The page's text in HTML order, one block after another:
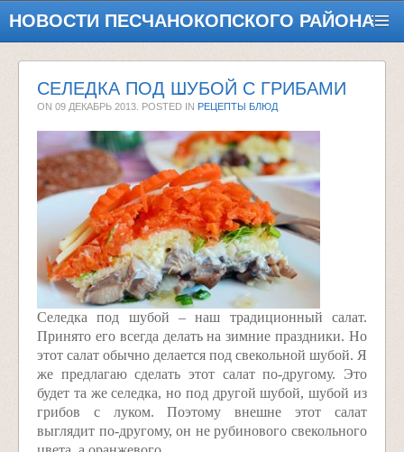
НОВОСТИ ПЕСЧАНОКОПСКОГО РАЙОНА
СЕЛЕДКА ПОД ШУБОЙ С ГРИБАМИ
ON 09 ДЕКАБРЬ 2013 . POSTED IN РЕЦЕПТЫ БЛЮД
Селедка под шубой – наш традиционный салат.
Принято его всегда делать на зимние праздники. Но
этот салат обычно делается под свекольной шубой. Я
же предлагаю сделать этот салат по-другому. Это
будет та же селедка, но под другой шубой, шубой из
грибов с луком. Поэтому внешне этот салат
выглядит по-другому, он не рубинового свекольного